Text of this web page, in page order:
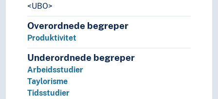
<UBO>
Overordnede begreper
Produktivitet
Underordnede begreper
Arbeidsstudier
Taylorisme
Tidsstudier